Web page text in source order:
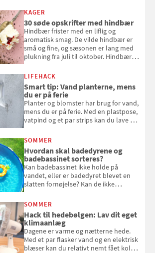
KAGER
30 søde opskrifter med hindbær
Hindbær frister med en liflig og
aromatisk smag. De vilde hindbær er
små og fine, og sæsonen er lang med
plukning fra juli til oktober. Hindbær
kan bruge dine hindbær i alt fra
bagværk og salater til is og syltning.
LIFEHACK
Smart tip: Vand planterne, mens
du er på ferie
Planter og blomster har brug for vand,
mens du er på ferie. Med en plastpose,
vatpind og et par strips kan du lave dit
at bede naboen om at vande eller
komme hjem til døde planter
SOMMER
Hvordan skal badedyrene og
badebassinet sorteres?
Kan badebassinet ikke holde på
vandet, eller er badedyret blevet en
slatten fornøjelse? Kan de ikke
opmærksom, når du smider
badebassinet eller et badedyr ud
SOMMER
Hack til hedebølgen: Lav dit eget
klimaanlæg
Dagene er varme og nætterne hede.
Med et par flasker vand og en elektrisk
blæser kan du relativt nemt fået koldt